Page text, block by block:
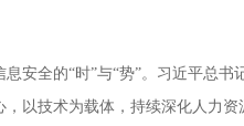
全的“时”与“势”。习近平总书
以技术为载体，持续深化人力